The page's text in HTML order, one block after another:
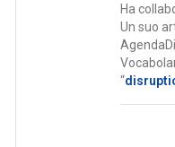
Ha
Un suo
“